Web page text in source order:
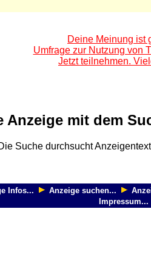
Deine Meinung ist
Umfrage zur Nutzung von
Jetzt teilnehmen.
Anzeige mit dem
Suche durchsucht
Infos... Anzeige suchen...
Impressum...